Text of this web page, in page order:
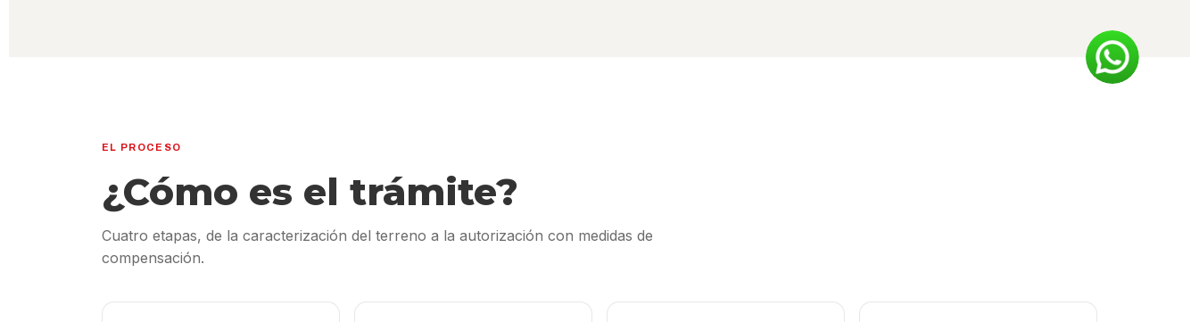
EL PROCESO
¿Cómo es el trámite?
Cuatro etapas, de la caracterización del terreno a la autorización con medidas de
compensación.